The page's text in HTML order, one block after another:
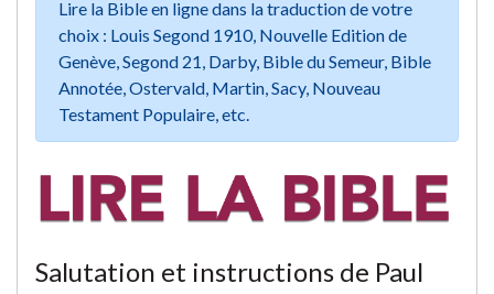
Lire la Bible en ligne dans la traduction de votre
choix : Louis Segond 1910, Nouvelle Edition de
Genève, Segond 21, Darby, Bible du Semeur, Bible
Annotée, Ostervald, Martin, Sacy, Nouveau
Testament Populaire, etc.
Salutation et instructions de Paul